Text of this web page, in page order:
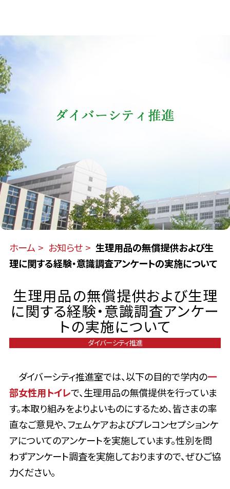
ホーム お知らせ
生理用品の無償提供および生
理に関する経験・意識調査アンケートの実施について
生理用品の無償提供および生理
に関する経験・意識調査アンケー
トの実施について
ダイバーシティ推進
ダイバーシティ推進室では、以下の目的で学内の一
部女性用トイレで、生理用品の無償提供を行っていま
す。本取り組みをよりよいものにするため、皆さまの率
直なご意見や、フェムケアおよびプレコンセプションケ
アについてのアンケートを実施しています。性別を問
わずアンケート調査を実施しておりますので、ぜひご協
力ください。